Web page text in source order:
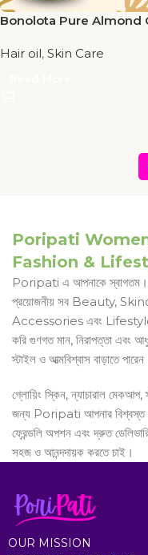
Bonolota Pure Almond
Hair oil, Skin Care
Poripati
Fashion &
Poripati এ আপনাকে স্বাগতম।
প্রয়োজনীয় সব Beauty,
Accessories এবং Lifestyle
করি গুণগত মান, নিরাপত্তা এবং
স্টাইল ও আত্মবিশ্বাস বাড়াতে
গ্লোয়িং স্কিন, ন্যাচারাল মেকআপ,
জন্য Poripati আপনার বিশ্বস্ত
ফ্রেন্ডলি অপশন এবং দ্রুত
সহজ ও আনন্দদায়ক করতে চাই।
আত্মবিশ্বাস।
Read more
OUR MISSION